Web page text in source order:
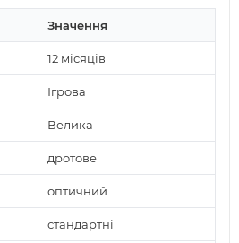
Значення
12 місяців
Ігрова
Велика
дротове
оптичний
стандартні